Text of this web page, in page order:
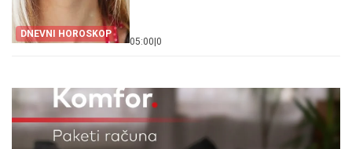
DNEVNI HOROSKOP
05:00 0